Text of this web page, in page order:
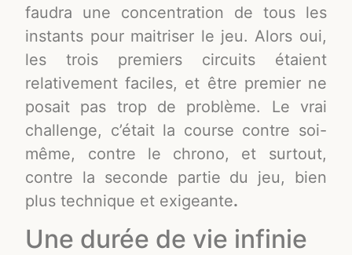
faudra une concentration de tous les
instants pour maitriser le jeu. Alors oui,
les trois premiers circuits étaient
relativement faciles, et être premier ne
posait pas trop de problème. Le vrai
challenge, c’était la course contre soi-
même, contre le chrono, et surtout,
contre la seconde partie du jeu, bien
plus technique et exigeante.
Une durée de vie infinie